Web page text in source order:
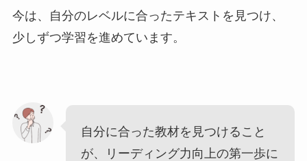
今は、自分のレベルに合ったテキストを見つけ、
少しずつ学習を進めています。
自分に合った教材を見つけること
が、リーディング力向上の第一歩に